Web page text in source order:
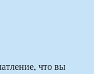
что вы